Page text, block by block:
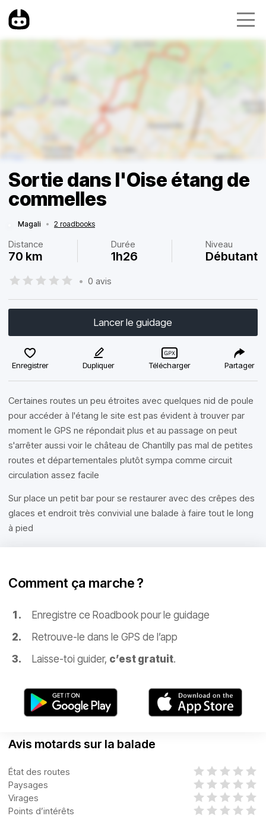
Sortie dans l'Oise étang de
commelles
Magali • 2 roadbooks
Distance
70 km
Durée
1h26
Niveau
Débutant
• 0 avis
Lancer le guidage
Enregistrer Dupliquer Télécharger Partager
Certaines routes un peu étroites avec quelques nid de poule
pour accéder à l'étang le site est pas évident à trouver par
moment le GPS ne répondait plus et au passage on peut
s'arrêter aussi voir le château de Chantilly pas mal de petites
routes et départementales plutôt sympa comme circuit
circulation assez facile
Sur place un petit bar pour se restaurer avec des crêpes des
glaces et endroit très convivial une balade à faire tout le long
à pied
Comment ça marche ?
Enregistre ce Roadbook pour le guidage
Retrouve-le dans le GPS de l’app
Laisse-toi guider, c’est gratuit.
Avis motards sur la balade
État des routes
Paysages
Virages
Points d’intérêts